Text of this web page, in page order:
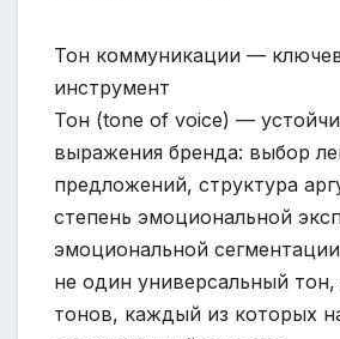
Тон коммуникации —
инструмент
Тон (tone of voice) —
выражения бренда: выбор
предложений, структура
степень эмоциональной
эмоциональной
не один универсальный тон,
тонов, каждый из которых